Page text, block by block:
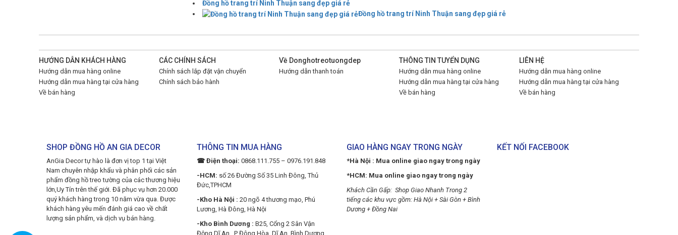
Đồng hồ trang trí Ninh Thuận sang đẹp giá rẻ
Đồng hồ trang trí Ninh Thuận sang đẹp giá rẻ
HƯỚNG DẪN KHÁCH HÀNG
Hướng dẫn mua hàng online
Hướng dẫn mua hàng tại cửa hàng
Về bán hàng
CÁC CHÍNH SÁCH
Chính sách lắp đặt vận chuyển
Chính sách bảo hành
Về Donghotreotuongdep
Hướng dẫn thanh toán
THÔNG TIN TUYỂN DỤNG
Hướng dẫn mua hàng online
Hướng dẫn mua hàng tại cửa hàng
Về bán hàng
LIÊN HỆ
Hướng dẫn mua hàng online
Hướng dẫn mua hàng tại cửa hàng
Về bán hàng
SHOP ĐỒNG HỒ AN GIA DECOR
AnGia Decor tự hào là đơn vị top 1 tại Việt
Nam chuyên nhập khẩu và phân phối các sản
phẩm đồng hồ treo tường của các thương hiệu
lớn,Uy Tín trên thế giới. Đã phục vụ hơn 20.000
quý khách hàng trong 10 năm vừa qua. Được
khách hàng yêu mến đánh giá cao về chất
lượng sản phẩm, và dịch vụ bán hàng.
THÔNG TIN MUA HÀNG
☎ Điện thoại: 0868.111.755 – 0976.191.848
-HCM: số 26 Đường Số 35 Linh Đông, Thủ
Đức,TPHCM
-Kho Hà Nội : 20 ngõ 4 thương mạo, Phú
Lương, Hà Đông, Hà Nội
-Kho Bình Dương : B25, Cổng 2 Sân Vận
Động Dĩ An, P Đông Hòa, Dĩ An, Bình Dương
GIAO HÀNG NGAY TRONG NGÀY
*Hà Nội : Mua online giao ngay trong ngày
*HCM: Mua online giao ngay trong ngày
Khách Cần Gấp: Shop Giao Nhanh Trong 2
tiếng các khu vực gồm: Hà Nội + Sài Gòn + Bình
Dương + Đồng Nai
KẾT NỐI FACEBOOK